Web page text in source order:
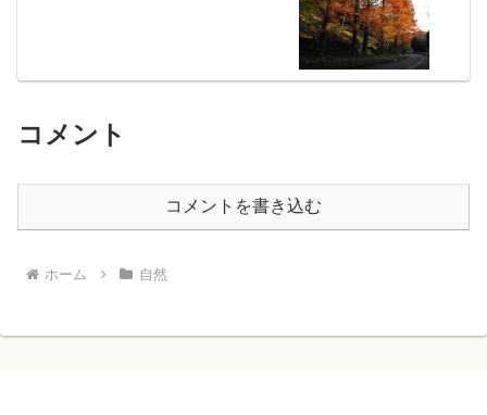
コメント
コメントを書き込む
ホーム 自然